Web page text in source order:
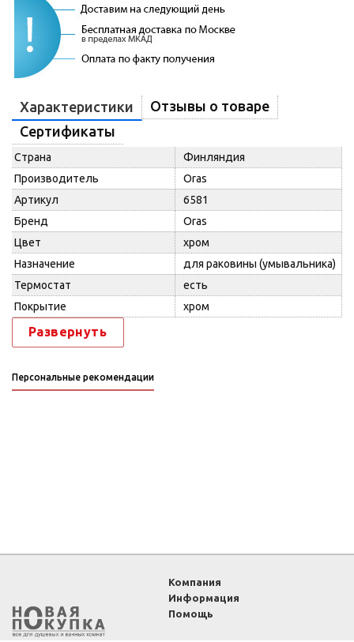
Характеристики
Отзывы о товаре
Сертификаты
Страна
Финляндия
Производитель
Oras
Артикул
6581
Бренд
Oras
Цвет
хром
Назначение
для раковины (умывальника)
Термостат
есть
Покрытие
хром
Развернуть
Персональные рекомендации
Компания
Информация
Помощь